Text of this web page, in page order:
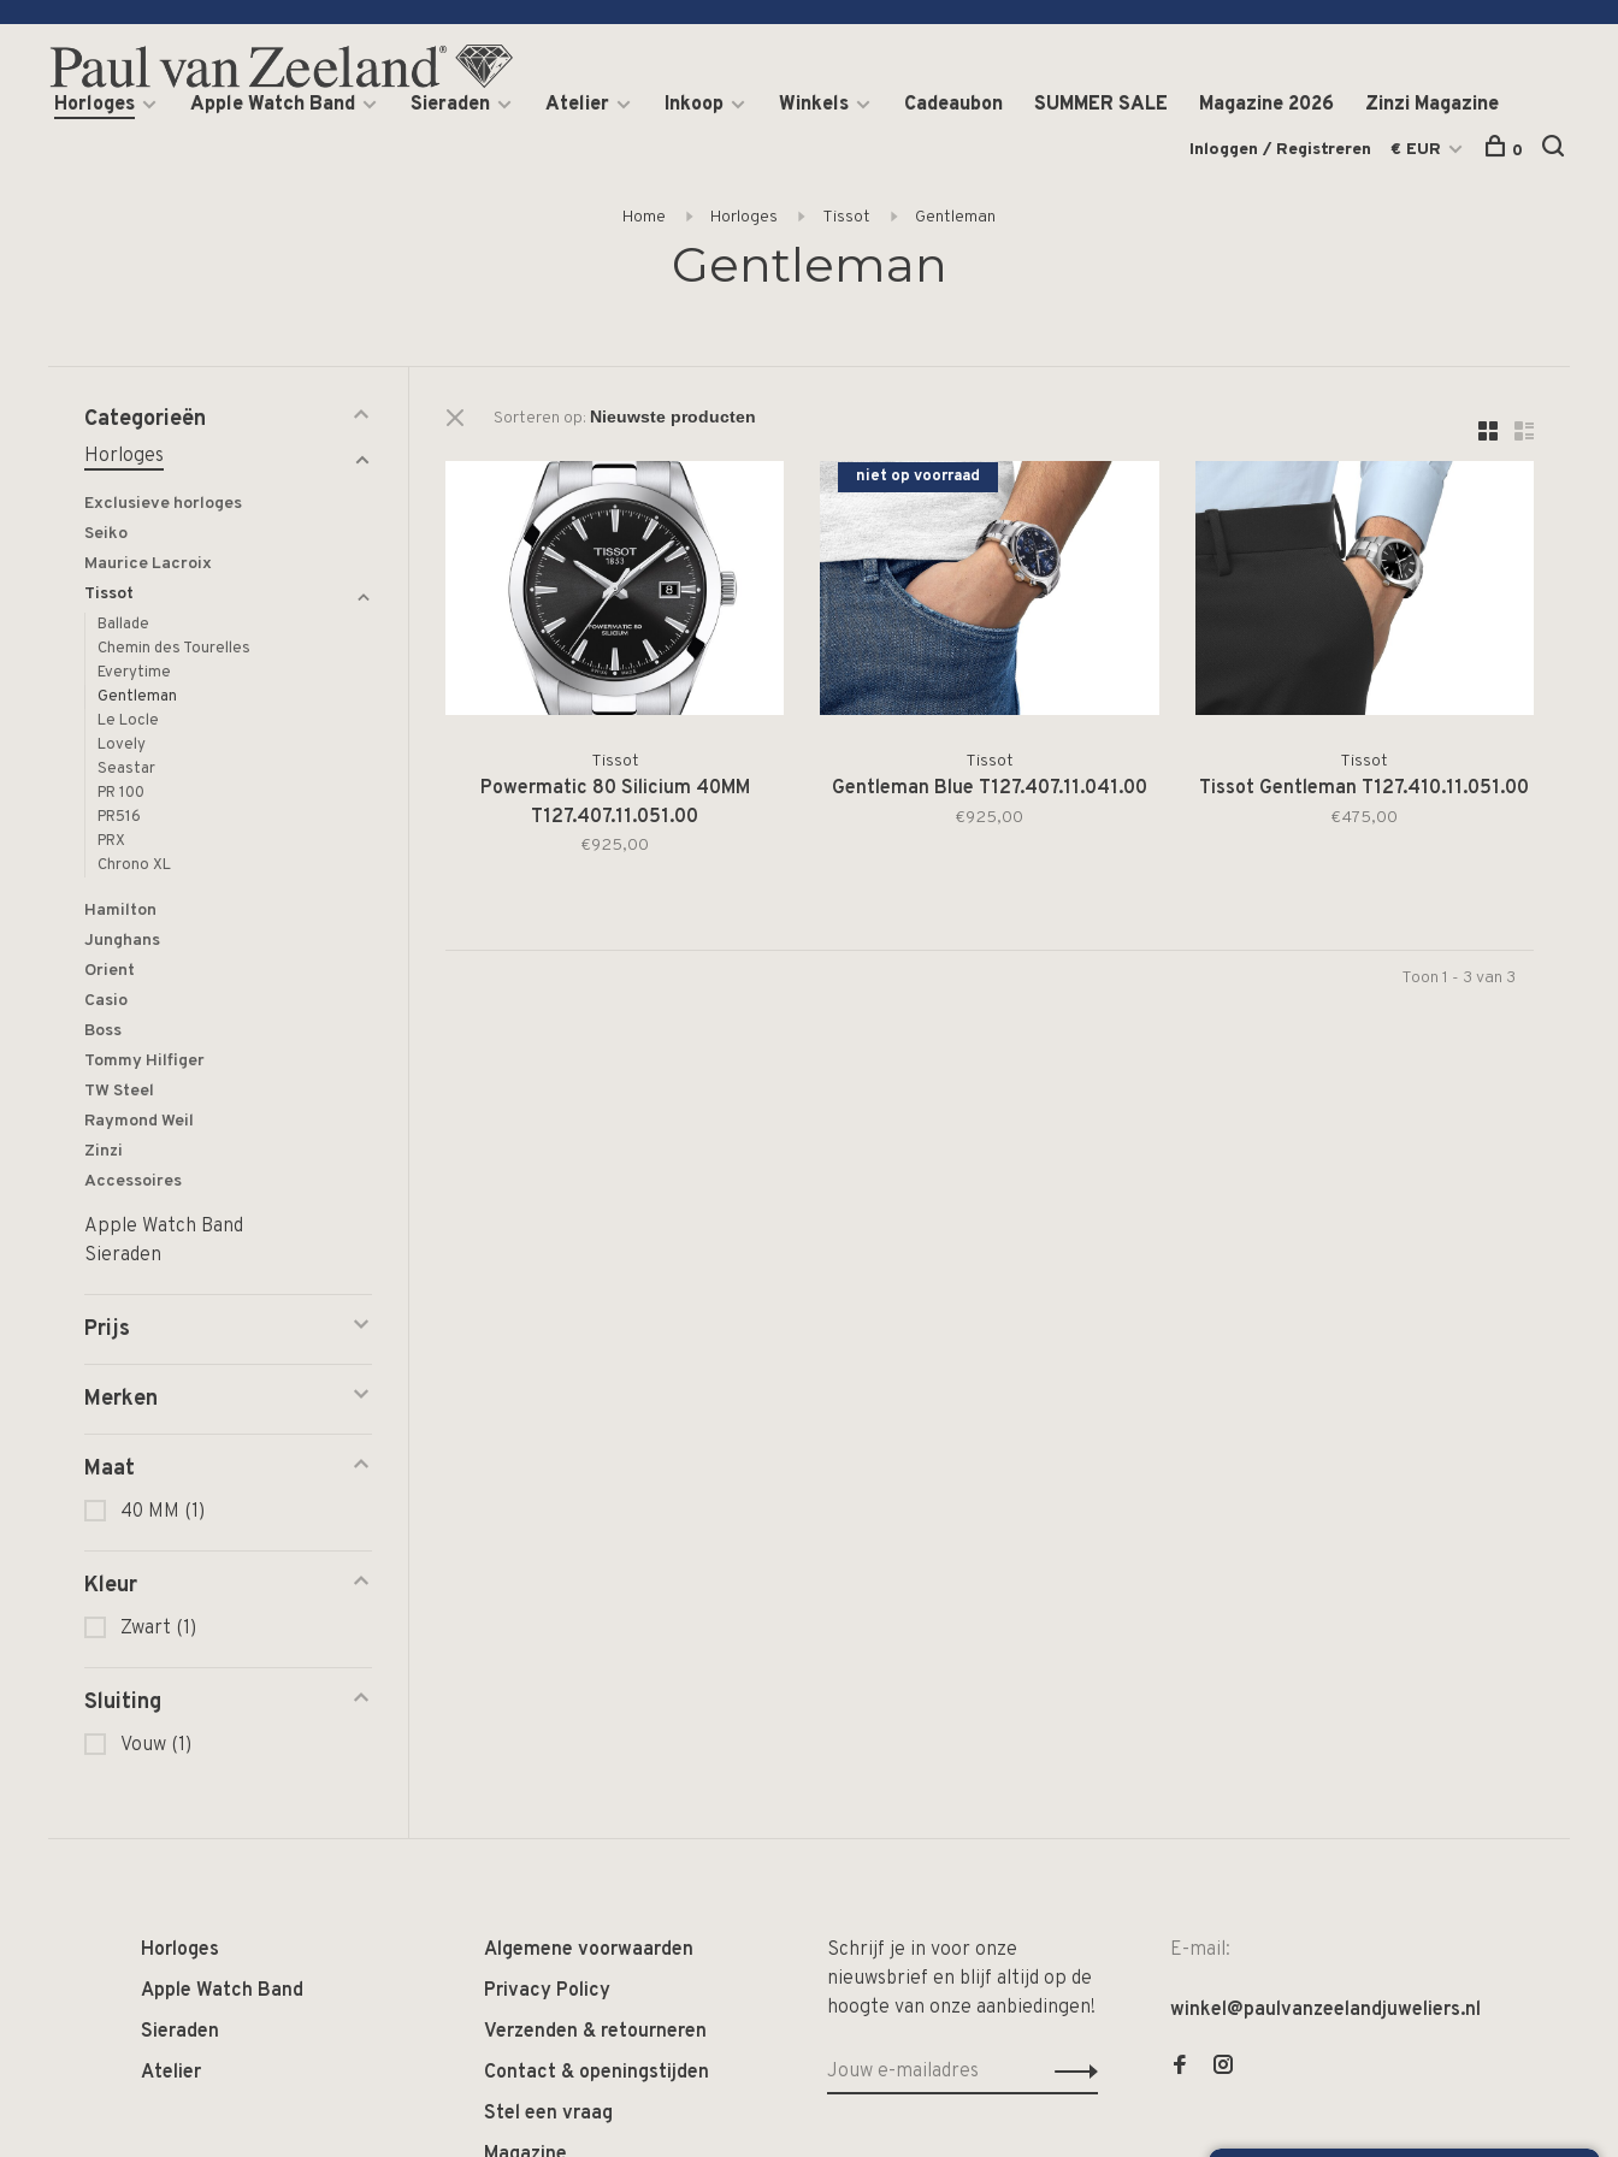
Horloges Apple Watch Band Sieraden Atelier Inkoop Winkels Cadeaubon SUMMER SALE Magazine 2026 Zinzi Magazine
Inloggen / Registreren € EUR 0
Home Horloges Tissot Gentleman
Gentleman
Categorieën
Horloges
Exclusieve horloges
Seiko
Maurice Lacroix
Tissot
Ballade
Chemin des Tourelles
Everytime
Gentleman
Le Locle
Lovely
Seastar
PR 100
PR516
PRX
Chrono XL
Hamilton
Junghans
Orient
Casio
Boss
Tommy Hilfiger
TW Steel
Raymond Weil
Zinzi
Accessoires
Apple Watch Band
Sieraden
Prijs
Merken
Maat
40 MM (1)
Kleur
Zwart (1)
Sluiting
Vouw (1)
Sorteren op:
Tissot
Powermatic 80 Silicium 40MM
T127.407.11.051.00
€925,00
niet op voorraad
Tissot
Gentleman Blue T127.407.11.041.00
€925,00
Tissot
Tissot Gentleman T127.410.11.051.00
€475,00
Toon 1 - 3 van 3
Horloges
Apple Watch Band
Sieraden
Atelier
Algemene voorwaarden
Privacy Policy
Verzenden & retourneren
Contact & openingstijden
Stel een vraag
Schrijf je in voor onze
nieuwsbrief en blijf altijd op de
hoogte van onze aanbiedingen!
E-mail:
winkel@paulvanzeelandjuweliers.nl